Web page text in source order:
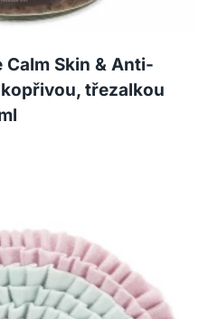
Calm Skin & Anti-
třezalkou